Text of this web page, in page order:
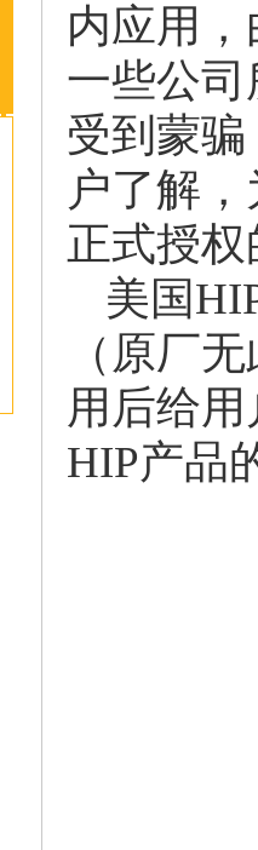
内应用
一些公
受到蒙
户了解
正式授
美国
（原厂
用后给
HIP产品